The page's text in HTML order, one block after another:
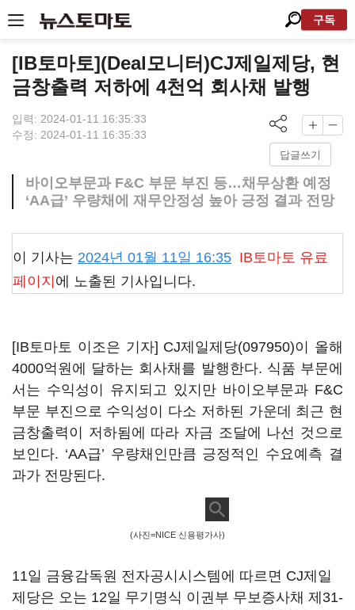
구독
[IB토마토](Deal모니터)CJ제일제당, 현
금창출력 저하에 4천억 회사채 발행
입력: 2024-01-11 16:35:33
수정: 2024-01-11 16:35:33
답글쓰기
바이오부문과 F&C 부문 부진 등…채무상환 예정
‘AA급’ 우량채에 재무안정성 높아 긍정 결과 전망
이 기사는 2024년 01월 11일 16:35 IB토마토 유료
페이지 에 노출된 기사입니다.
[IB토마토 이조은 기자] CJ제일제당(097950)이 올해
4000억원에 달하는 회사채를 발행한다. 식품 부문에
서는 수익성이 유지되고 있지만 바이오부문과 F&C
부문 부진으로 수익성이 다소 저하된 가운데 최근 현
금창출력이 저하됨에 따라 자금 조달에 나선 것으로
보인다. ‘AA급’ 우량채인만큼 긍정적인 수요예측 결
과가 전망된다.
(사진=NICE 신용평가사)
11일 금융감독원 전자공시시스템에 따르면 CJ제일
제당은 오는 12일 무기명식 이권부 무보증사채 제31-